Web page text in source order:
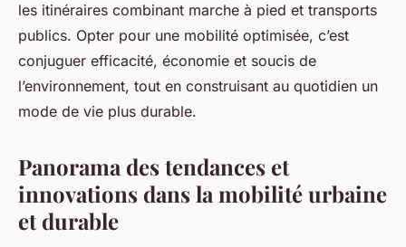
les itinéraires combinant marche à pied et transports
publics. Opter pour une mobilité optimisée, c’est
conjuguer efficacité, économie et soucis de
l’environnement, tout en construisant au quotidien un
mode de vie plus durable.
Panorama des tendances et
innovations dans la mobilité urbaine
et durable